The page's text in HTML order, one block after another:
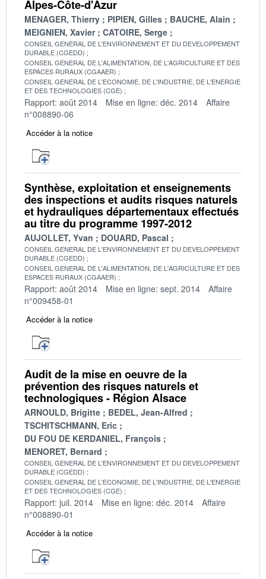
Alpes-Côte-d'Azur
MENAGER, Thierry PIPIEN, Gilles
BAUCHE, Alain
MEIGNIEN, Xavier
CATOIRE, Serge
CONSEIL GENERAL DE L'ENVIRONNEMENT ET DU DEVELOPPEMENT
DURABLE (CGEDD)
CONSEIL GENERAL DE L'ALIMENTATION, DE L'AGRICULTURE ET DES
ESPACES RURAUX (CGAAER)
CONSEIL GENERAL DE L'ECONOMIE, DE L'INDUSTRIE, DE L'ENERGIE
ET DES TECHNOLOGIES (CGE)
Rapport: août 2014 Mise en ligne: déc. 2014
Affaire
n°008890-06
Accéder à la notice
Synthèse, exploitation et enseignements
des inspections et audits risques naturels
et hydrauliques départementaux effectués
au titre du programme 1997-2012
AUJOLLET, Yvan DOUARD, Pascal
CONSEIL GENERAL DE L'ENVIRONNEMENT ET DU DEVELOPPEMENT
DURABLE (CGEDD)
CONSEIL GENERAL DE L'ALIMENTATION, DE L'AGRICULTURE ET DES
ESPACES RURAUX (CGAAER)
Rapport: août 2014 Mise en ligne: sept. 2014
Affaire
n°009458-01
Accéder à la notice
Audit de la mise en oeuvre de la
prévention des risques naturels et
technologiques - Région Alsace
ARNOULD, Brigitte
BEDEL, Jean-Alfred
TSCHITSCHMANN, Eric
DU FOU DE KERDANIEL, François
MENORET, Bernard
CONSEIL GENERAL DE L'ENVIRONNEMENT ET DU DEVELOPPEMENT
DURABLE (CGEDD)
CONSEIL GENERAL DE L'ECONOMIE, DE L'INDUSTRIE, DE L'ENERGIE
ET DES TECHNOLOGIES (CGE)
Rapport: juil. 2014 Mise en ligne: déc. 2014
Affaire
n°008890-01
Accéder à la notice